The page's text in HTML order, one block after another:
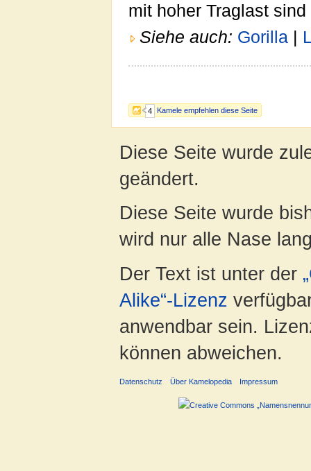
4 Kamele empfehlen diese Seite
mit hoher Traglast
Siehe auch: Gorilla
Diese Seite wurde
geändert.
Diese Seite wurde
wird nur alle Nase
Der Text ist unter der
Alike“-Lizenz
anwendbar sein.
können abweichen.
Datenschutz Über Kamelopedia Impressum